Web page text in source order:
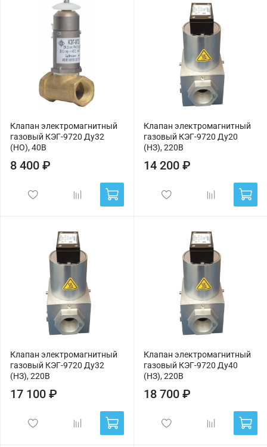
Клапан электромагнитный
газовый КЭГ-9720 Ду32
(НО), 40В
8 400 ₽
Клапан электромагнитный
газовый КЭГ-9720 Ду20
(НЗ), 220В
14 200 ₽
Клапан электромагнитный
газовый КЭГ-9720 Ду32
(НЗ), 220В
17 100 ₽
Клапан электромагнитный
газовый КЭГ-9720 Ду40
(НЗ), 220В
18 700 ₽